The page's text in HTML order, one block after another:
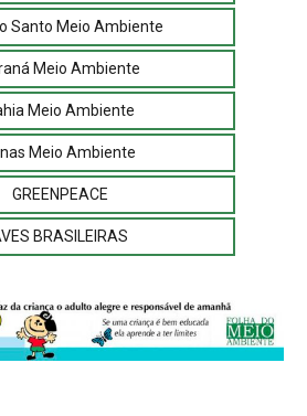
Santo Meio Ambiente
Meio Ambiente
Meio Ambiente
Meio Ambiente
GREENPEACE
BRASILEIRAS